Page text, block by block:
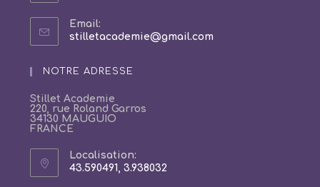
Email:
stilletacademie@gmail.comS’ouvre
NOTRE ADRESSE
Stillet Academie
220, rue Roland Garros
34130 MAUGUIO
FRANCE
Localisation:
43.590491, 3.938032